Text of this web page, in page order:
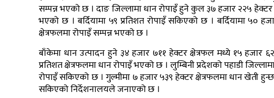
सम्पन्न भएको छ । दाङ जिल्लामा धान रोपाइँ हुने कुल ३७ हजार २२५ हेक्टर
भएको छ । बर्दियामा ५९ प्रतिशत रोपाइँ सकिएको छ । बर्दियामा ५०
क्षेत्रफलमा रोपाइँ सम्पन्न भएको छ ।
बाँकेमा धान उत्पादन हुने ३४ हजार ७११ हेक्टर क्षेत्रफल मध्ये १५ हजार
प्रतिशत क्षेत्रफलमा धान रोपाइँ भएको छ । लुम्बिनी प्रदेशको पहाडी
रोपाइँ सकिएको छ । गुल्मीमा ७ हजार ५३९ हेक्टर क्षेत्रफलमा धान खेती
सकिएको निर्देशनालयले जनाएको छ ।